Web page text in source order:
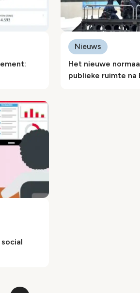
Het nieuwe
publieke ruimte na
Nieuws